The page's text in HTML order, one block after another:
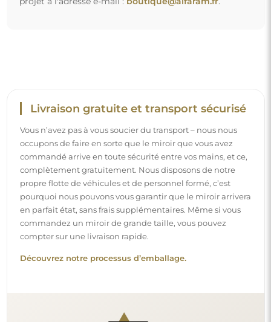
Livraison gratuite et transport sécurisé
Vous n’avez pas à vous soucier du transport – nous nous
occupons de faire en sorte que le miroir que vous avez
commandé arrive en toute sécurité entre vos mains, et ce,
complètement gratuitement. Nous disposons de notre
propre flotte de véhicules et de personnel formé, c’est
pourquoi nous pouvons vous garantir que le miroir arrivera
en parfait état, sans frais supplémentaires. Même si vous
commandez un miroir de grande taille, vous pouvez
compter sur une livraison rapide.
Découvrez notre processus d’emballage.